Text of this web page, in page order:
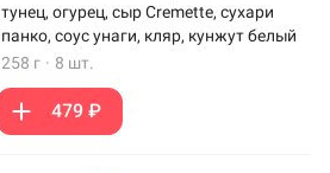
тунец, огурец, сыр Cremette, сухари
панко, соус унаги, кляр, кунжут белый
258 г · 8 шт.
479 ₽